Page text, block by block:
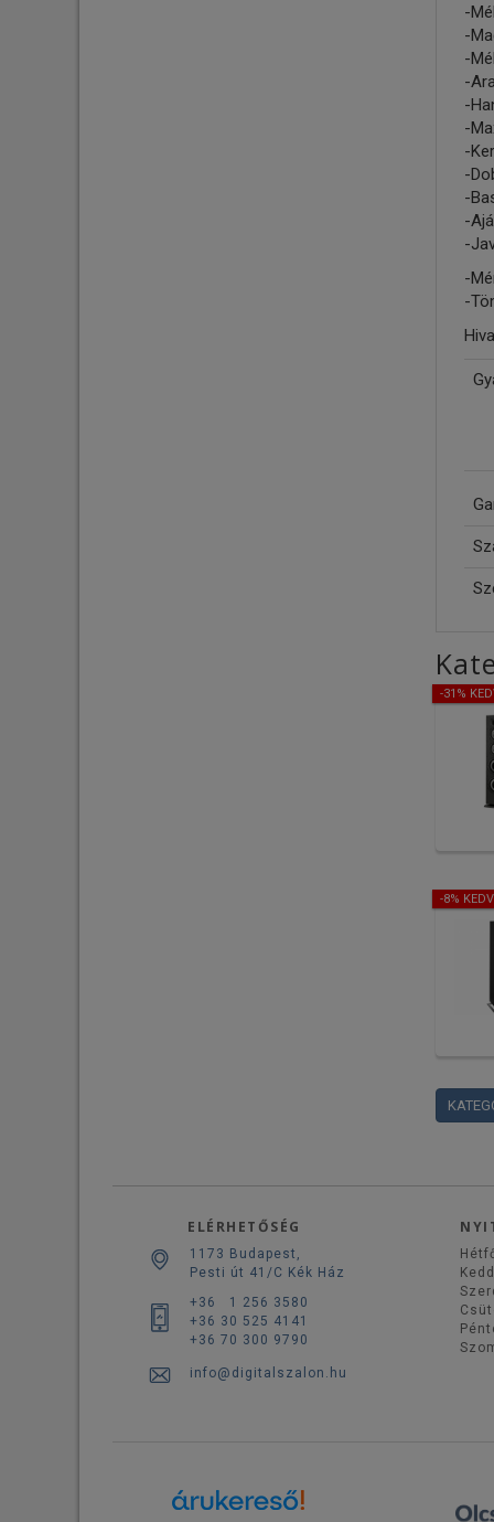
-
-
-
-
-
-
-
-
-
-
-
-
-
-31%
-8%
ELÉRHETŐSÉG
1173 Budapest,
Pesti út 41/C Kék Ház
+36 1 256 3580
+36 30 525 4141
+36 70 300 9790
info@digitalszalon.hu
Kedd